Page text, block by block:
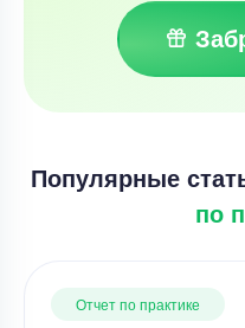
Популярные
по
Отчет по практике